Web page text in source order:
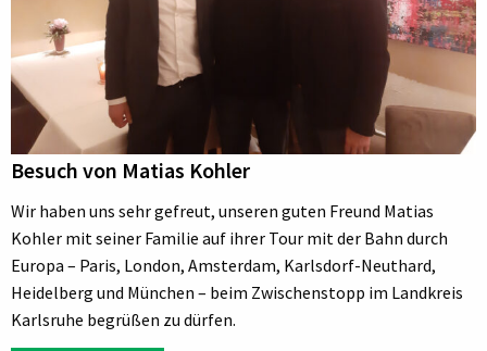
Besuch von Matias Kohler
Wir haben uns sehr gefreut, unseren guten Freund Matias
Kohler mit seiner Familie auf ihrer Tour mit der Bahn durch
Europa – Paris, London, Amsterdam, Karlsdorf-Neuthard,
Heidelberg und München – beim Zwischenstopp im Landkreis
Karlsruhe begrüßen zu dürfen.